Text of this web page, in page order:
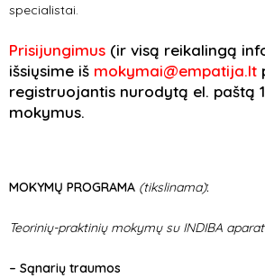
specialistai.
Prisijungimus (ir visą reikalingą
išsiųsime iš mokymai@empatija.lt
registruojantis nurodytą el. paštą
mokymus.
MOKYMŲ PROGRAMA (tikslinama):
Teorinių-praktinių mokymų su INDIBA
– Sąnarių traumos